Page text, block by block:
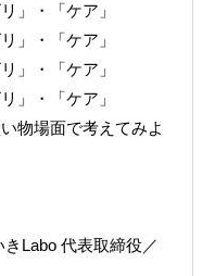
」・「ケア」
」・「ケア」
」・「ケア」
」・「ケア」
物場面で考えてみよ
Labo 代表取締役／